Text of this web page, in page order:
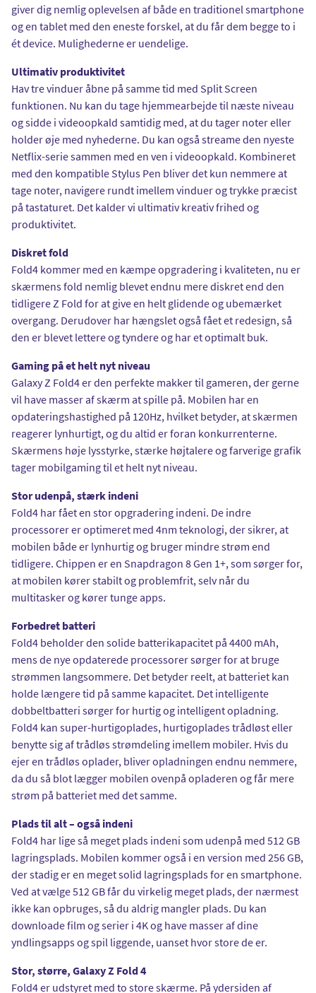
giver dig nemlig oplevelsen af både en traditionel smartphone
og en tablet med den eneste forskel, at du får dem begge to i
ét device. Mulighederne er uendelige.
Ultimativ produktivitet
Hav tre vinduer åbne på samme tid med Split Screen
funktionen. Nu kan du tage hjemmearbejde til næste niveau
og sidde i videoopkald samtidig med, at du tager noter eller
holder øje med nyhederne. Du kan også streame den nyeste
Netflix-serie sammen med en ven i videoopkald. Kombineret
med den kompatible Stylus Pen bliver det kun nemmere at
tage noter, navigere rundt imellem vinduer og trykke præcist
på tastaturet. Det kalder vi ultimativ kreativ frihed og
produktivitet.
Diskret fold
Fold4 kommer med en kæmpe opgradering i kvaliteten, nu er
skærmens fold nemlig blevet endnu mere diskret end den
tidligere Z Fold for at give en helt glidende og ubemærket
overgang. Derudover har hængslet også fået et redesign, så
den er blevet lettere og tyndere og har et optimalt buk.
Gaming på et helt nyt niveau
Galaxy Z Fold4 er den perfekte makker til gameren, der gerne
vil have masser af skærm at spille på. Mobilen har en
opdateringshastighed på 120Hz, hvilket betyder, at skærmen
reagerer lynhurtigt, og du altid er foran konkurrenterne.
Skærmens høje lysstyrke, stærke højtalere og farverige grafik
tager mobilgaming til et helt nyt niveau.
Stor udenpå, stærk indeni
Fold4 har fået en stor opgradering indeni. De indre
processorer er optimeret med 4nm teknologi, der sikrer, at
mobilen både er lynhurtig og bruger mindre strøm end
tidligere. Chippen er en Snapdragon 8 Gen 1+, som sørger for,
at mobilen kører stabilt og problemfrit, selv når du
multitasker og kører tunge apps.
Forbedret batteri
Fold4 beholder den solide batterikapacitet på 4400 mAh,
mens de nye opdaterede processorer sørger for at bruge
strømmen langsommere. Det betyder reelt, at batteriet kan
holde længere tid på samme kapacitet. Det intelligente
dobbeltbatteri sørger for hurtig og intelligent opladning.
Fold4 kan super-hurtigoplades, hurtigoplades trådløst eller
benytte sig af trådløs strømdeling imellem mobiler. Hvis du
ejer en trådløs oplader, bliver opladningen endnu nemmere,
da du så blot lægger mobilen ovenpå opladeren og får mere
strøm på batteriet med det samme.
Plads til alt – også indeni
Fold4 har lige så meget plads indeni som udenpå med 512 GB
lagringsplads. Mobilen kommer også i en version med 256 GB,
der stadig er en meget solid lagringsplads for en smartphone.
Ved at vælge 512 GB får du virkelig meget plads, der nærmest
ikke kan opbruges, så du aldrig mangler plads. Du kan
downloade film og serier i 4K og have masser af dine
yndlingsapps og spil liggende, uanset hvor store de er.
Stor, større, Galaxy Z Fold 4
Fold4 er udstyret med to store skærme. På ydersiden af